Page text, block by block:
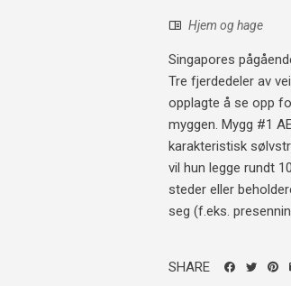
Hjem og hage
Singapores
Tre fjerdedeler av
opplagte å se opp
myggen. Mygg #1
karakteristisk
vil hun legge rundt
steder eller
seg (f.eks.
SHARE